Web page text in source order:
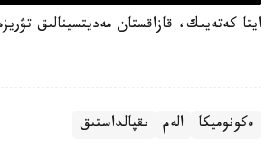
ايتا كەتەيىك، قازاقستان مەديتسينالىق
ەكونوميكا الەم ىقپالداستىق